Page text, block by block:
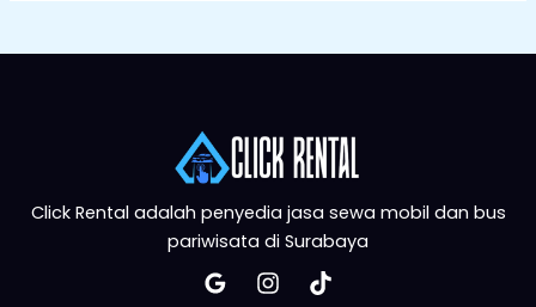
Click Rental adalah penyedia jasa sewa mobil dan bus
pariwisata di Surabaya